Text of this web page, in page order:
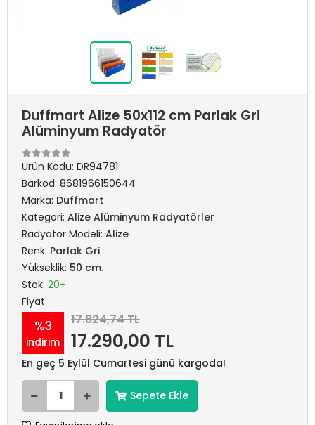
Duffmart Alize 50x112 cm Parlak Gri
Alüminyum Radyatör
Ürün Kodu: DR94781
Barkod: 8681966150644
Marka: Duffmart
Kategori: Alize Alüminyum Radyatörler
Radyatör Modeli: Alize
Renk: Parlak Gri
Yükseklik: 50 cm.
Stok: 20+
Fiyat
%3
indirim
17.824,74 TL
17.290,00 TL
En geç 5 Eylül Cumartesi günü kargoda!
Sepete Ekle